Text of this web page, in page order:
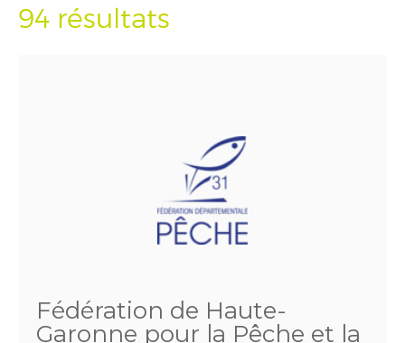
94 résultats
Fédération de Haute-
Garonne pour la Pêche et la